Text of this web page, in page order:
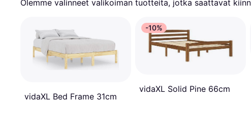
Olemme valinneet valikoiman tuotteita, jotka saattavat
vidaXL Bed Frame 31cm
-10%
vidaXL Solid Pine 66cm